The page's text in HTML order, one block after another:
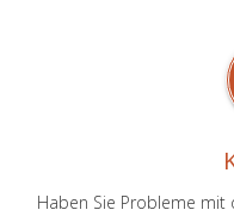
Haben Sie Probleme mit